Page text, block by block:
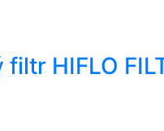
filtr HIFLO